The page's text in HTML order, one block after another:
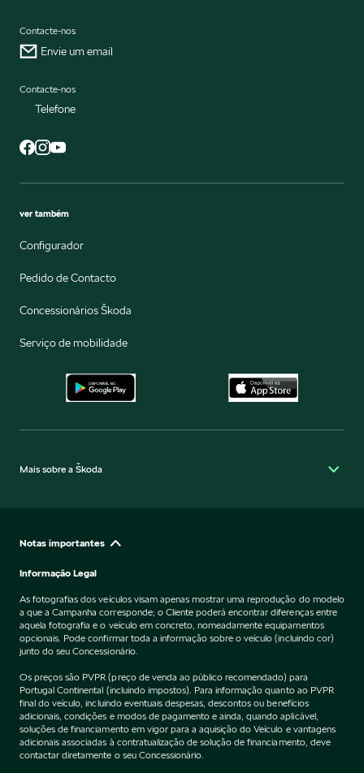
Contacte-nos
Envie um email
Contacte-nos
Telefone
ver também
Configurador
Pedido de Contacto
Concessionários Škoda
Serviço de mobilidade
Mais sobre a Škoda
Notas importantes
Informação Legal
As fotografias dos veículos visam apenas mostrar uma reprodução do modelo
a que a Campanha corresponde; o Cliente poderá encontrar diferenças entre
aquela fotografia e o veículo em concreto, nomeadamente equipamentos
opcionais. Pode confirmar toda a informação sobre o veículo (incluindo cor)
junto do seu Concessionário.
Os preços são PVPR (preço de venda ao público recomendado) para
Portugal Continental (incluindo impostos). Para informação quanto ao PVPR
final do veículo, incluindo eventuais despesas, descontos ou benefícios
adicionais, condições e modos de pagamento e ainda, quando aplicável,
soluções de financiamento em vigor para a aquisição do Veículo e vantagens
adicionais associadas à contratualização de solução de financiamento, deve
contactar diretamente o seu Concessionário.